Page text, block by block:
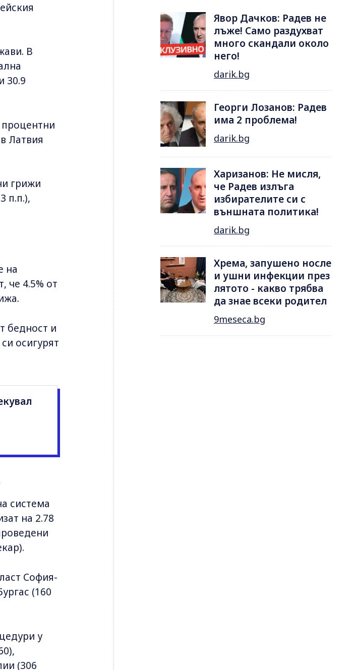
В
30.9
процентни
Латвия
грижи
п.п.),
на
че 4.5% от
бедност и
осигурят
система
на 2.78
София-
(160
у
(306
Явор Дачков: Радев не
лъже! Само раздухват
много скандали около
него!
darik.bg
Георги Лозанов: Радев
има 2 проблема!
darik.bg
Харизанов: Не мисля,
че Радев излъга
избирателите си с
външната политика!
darik.bg
Хрема, запушено носле
и ушни инфекции през
лятотo - какво трябва
да знае всеки родител
9meseca.bg